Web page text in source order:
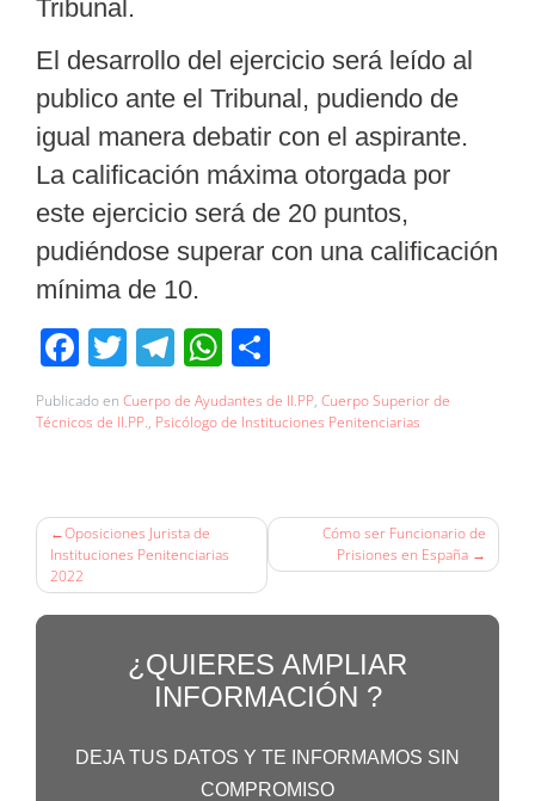
Tribunal.
El desarrollo del ejercicio será leído al
publico ante el Tribunal, pudiendo de
igual manera debatir con el aspirante.
La calificación máxima otorgada por
este ejercicio será de 20 puntos,
pudiéndose superar con una calificación
mínima de 10.
Facebook
Twitter
Telegram
WhatsApp
Publicado en Cuerpo de Ayudantes de II.PP, Cuerpo Superior de
Técnicos de II.PP., Psicólogo de Instituciones Penitenciarias
Navegación
de
entradas
Oposiciones Jurista de
Instituciones Penitenciarias
2022
Cómo ser Funcionario de
Prisiones en España
¿QUIERES AMPLIAR
INFORMACIÓN ?
DEJA TUS DATOS Y TE INFORMAMOS SIN
COMPROMISO